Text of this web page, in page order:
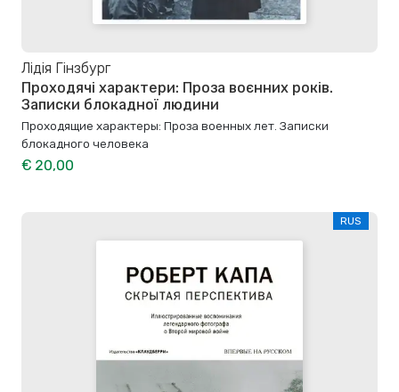
Лідія Гінзбург
Проходячі характери: Проза воєнних років.
Записки блокадної людини
Проходящие характеры: Проза военных лет. Записки
блокадного человека
€ 20,00
RUS